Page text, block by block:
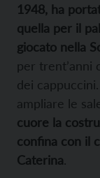
1948, ha
quella per il
giocato nella
per trent’anni
dei
ampliare le
cuore la
confina con il
Caterina.